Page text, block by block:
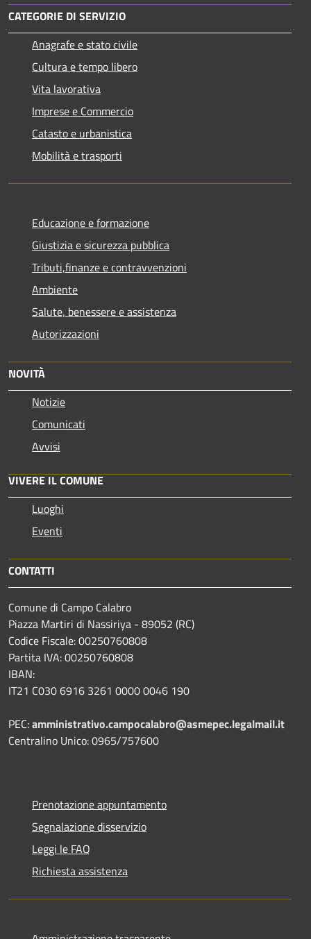
CATEGORIE DI SERVIZIO
Anagrafe e stato civile
Cultura e tempo libero
Vita lavorativa
Imprese e Commercio
Catasto e urbanistica
Mobilità e trasporti
Educazione e formazione
Giustizia e sicurezza pubblica
Tributi,finanze e contravvenzioni
Ambiente
Salute, benessere e assistenza
Autorizzazioni
NOVITÀ
Notizie
Comunicati
Avvisi
VIVERE IL COMUNE
Luoghi
Eventi
CONTATTI
Comune di Campo Calabro
Piazza Martiri di Nassiriya - 89052 (RC)
Codice Fiscale: 00250760808
Partita IVA: 00250760808
IBAN:
IT21 C030 6916 3261 0000 0046 190
PEC:amministrativo.campocalabro@asmepec.legalmail.it
Centralino Unico: 0965/757600
Prenotazione appuntamento
Segnalazione disservizio
Leggi le FAQ
Richiesta assistenza